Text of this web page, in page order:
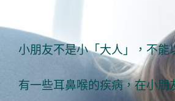
小朋友不是小「大人」，不能
有一些耳鼻喉的疾病，在小